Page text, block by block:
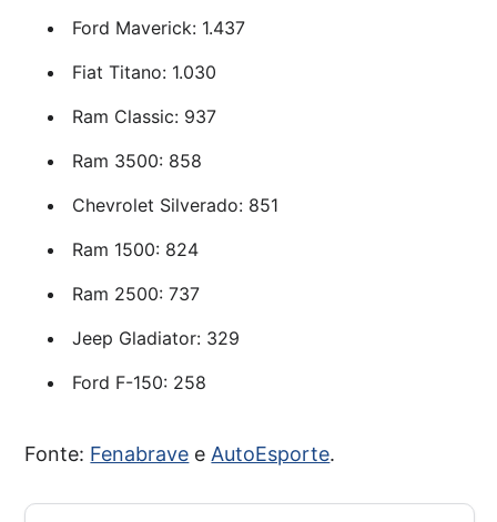
Ford Maverick: 1.437
Fiat Titano: 1.030
Ram Classic: 937
Ram 3500: 858
Chevrolet Silverado: 851
Ram 1500: 824
Ram 2500: 737
Jeep Gladiator: 329
Ford F-150: 258
Fonte: Fenabrave eAutoEsporte.